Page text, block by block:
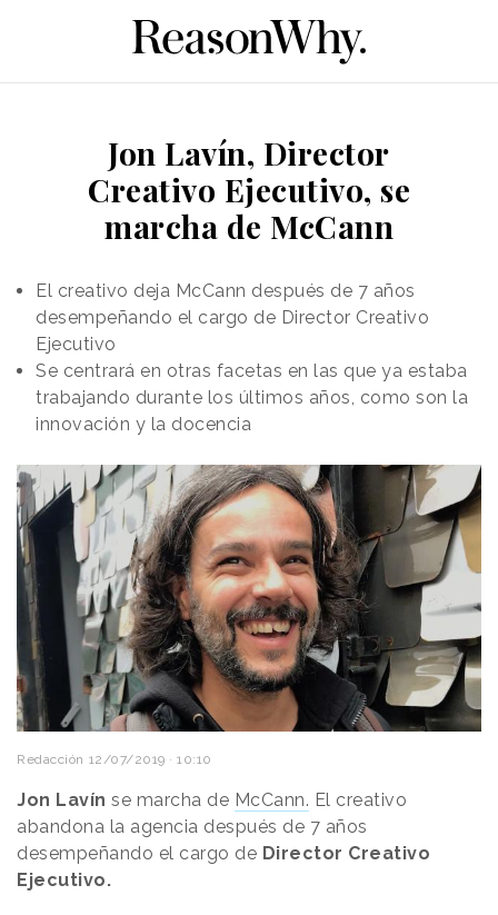
Jon Lavín, Director
Creativo Ejecutivo, se
marcha de McCann
El creativo deja McCann después de 7 años
desempeñando el cargo de Director Creativo
Ejecutivo
Se centrará en otras facetas en las que ya estaba
trabajando durante los últimos años, como son la
innovación y la docencia
Redacción 12/07/2019 · 10:10
Jon Lavín se marcha de McCann. El creativo
abandona la agencia después de 7 años
desempeñando el cargo de Director Creativo
Ejecutivo.